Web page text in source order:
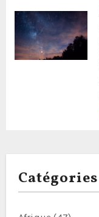
a
r
e
Catégories